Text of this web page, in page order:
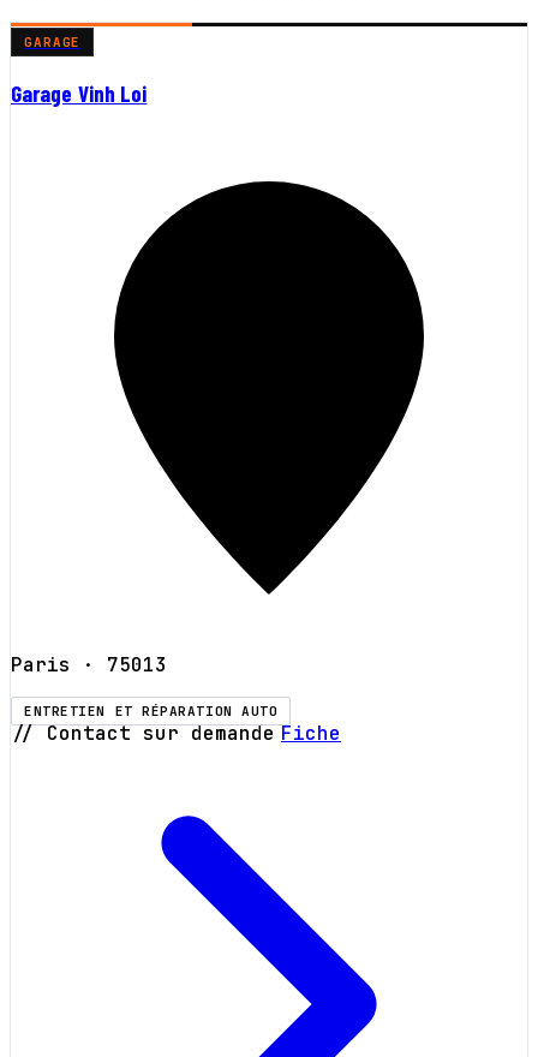
GARAGE
Garage Vinh Loi
Paris · 75013
ENTRETIEN ET RÉPARATION AUTO
// Contact sur demande Fiche